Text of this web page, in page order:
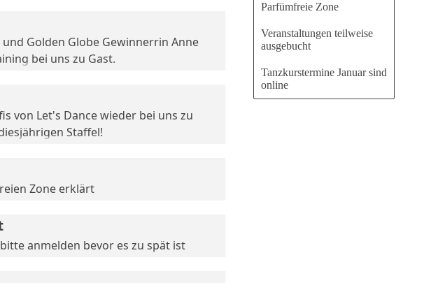
Golden Globe Gewinnerrin Anne
bei uns zu Gast.
von Let's Dance wieder bei uns zu
Staffel!
Zone erklärt
anmelden bevor es zu spät ist
Parfümfreie Zone
Veranstaltungen teilweise
ausgebucht
Tanzkurstermine Januar sind
online